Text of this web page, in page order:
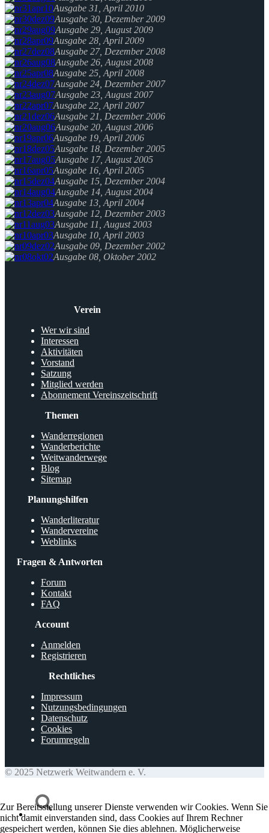
Ausgabe 31, April 2010
Ausgabe 30, Dezember 2009
Ausgabe 29, August 2009
Ausgabe 28, April 2009
Ausgabe 27, Dezember 2008
Ausgabe 26, August 2008
Ausgabe 25, April 2008
Ausgabe 24, Dezember 2007
Ausgabe 23, August 2007
Ausgabe 22, April 2007
Ausgabe 21, Dezember 2006
Ausgabe 20, August 2006
Ausgabe 19, April 2006
Ausgabe 18, Dezember 2005
Ausgabe 17, August 2005
Ausgabe 16, April 2005
Ausgabe 15, Dezember 2004
Ausgabe 14, August 2004
Ausgabe 13, April 2004
Ausgabe 12, Dezember 2003
Ausgabe 11, August 2003
Ausgabe 10, April 2003
Ausgabe 09, Dezember 2002
Ausgabe 08, Oktober 2002
Verein
Wer wir sind
Interessen
Aktivitäten
Vorstand
Satzung
Mitglied werden
Abonnement Vereinszeitschrift
Themen
Wanderregionen
Wanderberichte
Weitwanderwege
Blog
Sitemap
Planungshilfen
Wanderliteratur
Wandervereine
Weblinks
Fragen & Antworten
Forum
Kontakt
FAQ
Account
Anmelden
Registrieren
Rechtliches
Impressum
Nutzungsbedingungen
Datenschutz
Cookies
Forumregeln
© 2025 Netzwerk Weitwandern e. V.
Zur Bereitsstellung unserer Dienste verwenden wir Cookies. Wenn Sie
nicht damit einverstanden sind, dass Cookies auf Ihrem Rechner
gespeichert werden, können Sie dies ablehnen. Möglicherweise